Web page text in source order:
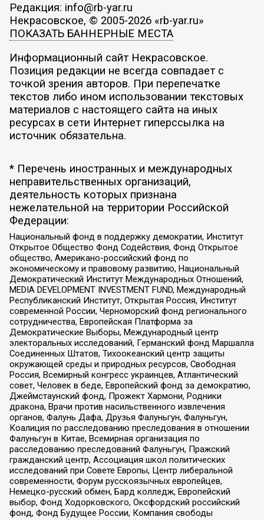
Редакция: info@rb-yar.ru
Некрасовское, © 2005-2026 «rb-yar.ru»
ПОКАЗАТЬ БАННЕРНЫЕ МЕСТА
Информационный сайт Некрасовское.
Позиция редакции не всегда совпадает с
точкой зрения авторов. При перепечатке
текстов либо ином использовании текстовых
материалов с настоящего сайта на иных
ресурсах в сети Интернет гиперссылка на
источник обязательна.
* Перечень иностранных и международных
неправительственных организаций,
деятельность которых признана
нежелательной на территории Российской
Федерации:
Национальный фонд в поддержку демократии, Институт
Открытое Общество Фонд Содействия, Фонд Открытое
общество, Американо-российский фонд по
экономическому и правовому развитию, Национальный
Демократический Институт Международных Отношений,
MEDIA DEVELOPMENT INVESTMENT FUND, Международный
Республиканский Институт, Открытая Россия, Институт
современной России, Черноморский фонд регионального
сотрудничества, Европейская Платформа за
Демократические Выборы, Международный центр
электоральных исследований, Германский фонд Маршалла
Соединенных Штатов, Тихоокеанский центр защиты
окружающей среды и природных ресурсов, Свободная
Россия, Всемирный конгресс украинцев, Атлантический
совет, Человек в беде, Европейский фонд за демократию,
Джеймстаунский фонд, Прожект Хармони, Родники
дракона, Врачи против насильственного извлечения
органов, Фалунь Дафа, Друзья Фалуньгун, Фалуньгун,
Коалиция по расследованию преследования в отношении
Фалуньгун в Китае, Всемирная организация по
расследованию преследований Фалуньгун, Пражский
гражданский центр, Ассоциация школ политических
исследований при Совете Европы, Центр либеральной
современности, Форум русскоязычных европейцев,
Немецко-русский обмен, Бард колледж, Европейский
выбор, Фонд Ходорковского, Оксфордский российский
фонд, Фонд Будущее России, Компания свободы